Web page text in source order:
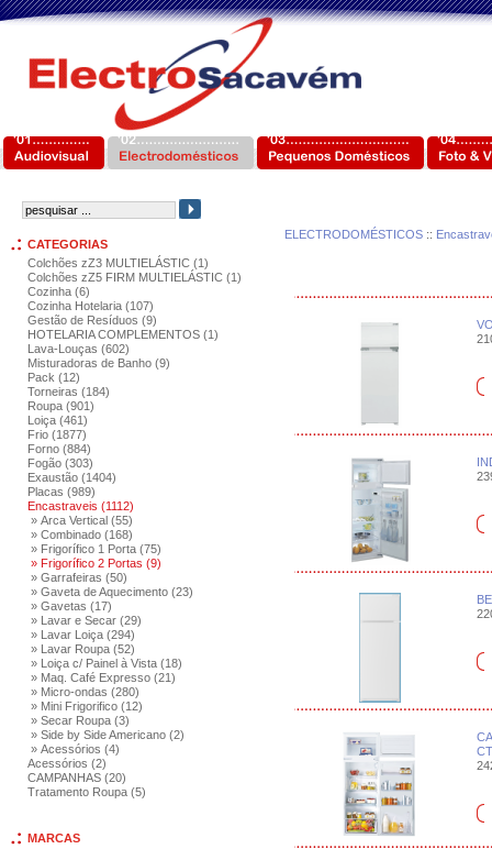
CATEGORIAS
Colchões zZ3 MULTIELÁSTIC (1)
Colchões zZ5 FIRM MULTIELÁSTIC (1)
Cozinha (6)
Cozinha Hotelaria (107)
Gestão de Resíduos (9)
HOTELARIA COMPLEMENTOS (1)
Lava-Louças (602)
Misturadoras de Banho (9)
Pack (12)
Torneiras (184)
Roupa (901)
Loiça (461)
Frio (1877)
Forno (884)
Fogão (303)
Exaustão (1404)
Placas (989)
Encastraveis (1112)
» Arca Vertical (55)
» Combinado (168)
» Frigorífico 1 Porta (75)
» Frigorífico 2 Portas (9)
» Garrafeiras (50)
» Gaveta de Aquecimento (23)
» Gavetas (17)
» Lavar e Secar (29)
» Lavar Loiça (294)
» Lavar Roupa (52)
» Loiça c/ Painel à Vista (18)
» Maq. Café Expresso (21)
» Micro-ondas (280)
» Mini Frigorifico (12)
» Secar Roupa (3)
» Side by Side Americano (2)
» Acessórios (4)
Acessórios (2)
CAMPANHAS (20)
Tratamento Roupa (5)
MARCAS
ELECTRODOMÉSTICOS ::